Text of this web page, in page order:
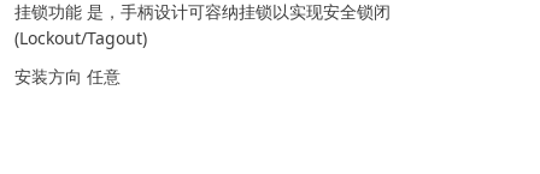
挂锁功能 是，手柄设计可容纳挂锁以实现安全锁闭
(Lockout/Tagout)
安装方向 任意